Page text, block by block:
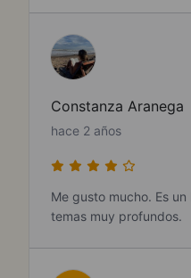
Constanza Aranega
hace 2 años
Me gusto mucho. Es
temas muy profundos.